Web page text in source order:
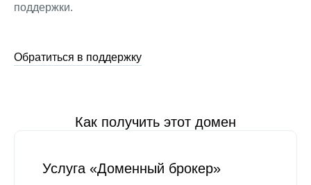
поддержки.
Обратиться в поддержку
Как получить этот домен
Услуга «Доменный брокер»